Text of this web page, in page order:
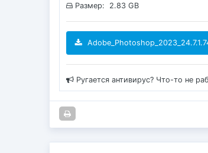
Размер: 2.83 GB
Ругается антивирус? Что-то не